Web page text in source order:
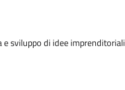
e sviluppo di idee imprenditoriali